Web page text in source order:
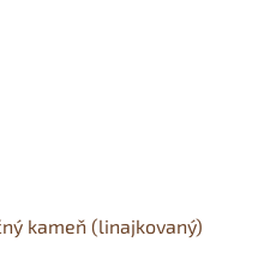
kameň (linajkovaný)